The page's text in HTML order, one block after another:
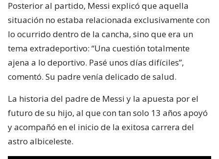
Posterior al partido, Messi explicó que aquella
situación no estaba relacionada exclusivamente con
lo ocurrido dentro de la cancha, sino que era un
tema extradeportivo: “Una cuestión totalmente
ajena a lo deportivo. Pasé unos días difíciles”,
comentó. Su padre venía delicado de salud.
La historia del padre de Messi y la apuesta por el
futuro de su hijo, al que con tan solo 13 años apoyó
y acompañó en el inicio de la exitosa carrera del
astro albiceleste.